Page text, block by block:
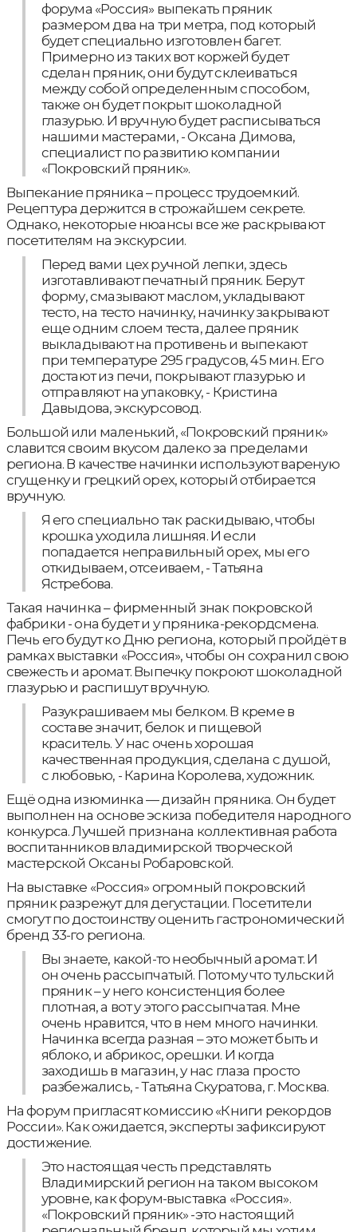
форума «Россия» выпекать пряник
размером два на три метра, под который
будет специально изготовлен багет.
Примерно из таких вот коржей будет
сделан пряник, они будут склеиваться
между собой определенным способом,
также он будет покрыт шоколадной
глазурью. И вручную будет расписываться
нашими мастерами, - Оксана Димова,
специалист по развитию компании
«Покровский пряник».
Выпекание пряника – процесс трудоемкий.
Рецептура держится в строжайшем секрете.
Однако, некоторые нюансы все же раскрывают
посетителям на экскурсии.
Перед вами цех ручной лепки, здесь
изготавливают печатный пряник. Берут
форму, смазывают маслом, укладывают
тесто, на тесто начинку, начинку закрывают
еще одним слоем теста, далее пряник
выкладывают на противень и выпекают
при температуре 295 градусов, 45 мин. Его
достают из печи, покрывают глазурью и
отправляют на упаковку, - Кристина
Давыдова, экскурсовод.
Большой или маленький, «Покровский пряник»
славится своим вкусом далеко за пределами
региона. В качестве начинки используют вареную
сгущенку и грецкий орех, который отбирается
вручную.
Я его специально так раскидываю, чтобы
крошка уходила лишняя. И если
попадается неправильный орех, мы его
откидываем, отсеиваем, - Татьяна
Ястребова.
Такая начинка – фирменный знак покровской
фабрики - она будет и у пряника-рекордсмена.
Печь его будут ко Дню региона, который пройдёт в
рамках выставки «Россия», чтобы он сохранил свою
свежесть и аромат. Выпечку покроют шоколадной
глазурью и распишут вручную.
Разукрашиваем мы белком. В креме в
составе значит, белок и пищевой
краситель. У нас очень хорошая
качественная продукция, сделана с душой,
с любовью, - Карина Королева, художник.
Ещё одна изюминка — дизайн пряника. Он будет
выполнен на основе эскиза победителя народного
конкурса. Лучшей признана коллективная работа
воспитанников владимирской творческой
мастерской Оксаны Робаровской.
На выставке «Россия» огромный покровский
пряник разрежут для дегустации. Посетители
смогут по достоинству оценить гастрономический
бренд 33-го региона.
Вы знаете, какой-то необычный аромат. И
он очень рассыпчатый. Потому что тульский
пряник – у него консистенция более
плотная, а вот у этого рассыпчатая. Мне
очень нравится, что в нем много начинки.
Начинка всегда разная – это может быть и
яблоко, и абрикос, орешки. И когда
заходишь в магазин, у нас глаза просто
разбежались, - Татьяна Скуратова, г. Москва.
На форум пригласят комиссию «Книги рекордов
России». Как ожидается, эксперты зафиксируют
достижение.
Это настоящая честь представлять
Владимирский регион на таком высоком
уровне, как форум-выставка «Россия».
«Покровский пряник» -это настоящий